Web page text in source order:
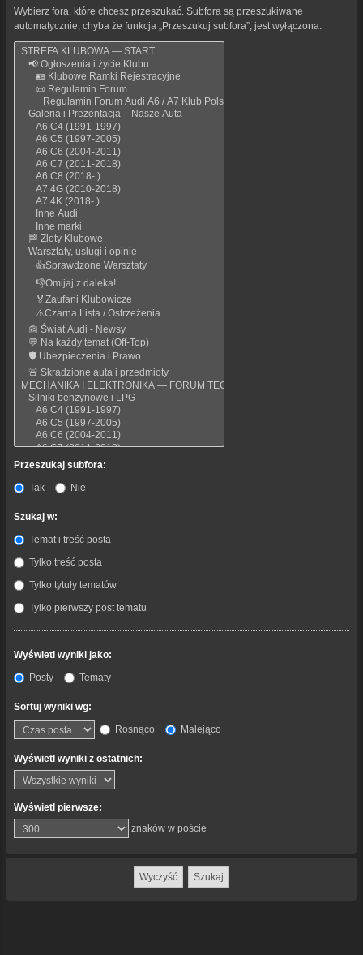
Wybierz fora, które chcesz przeszukać. Subfora są przeszukiwane
automatycznie, chyba że funkcja „Przeszukuj subfora”, jest wyłączona.
Przeszukaj subfora:
Tak
Nie
Szukaj w:
Temat i treść posta
Tylko treść posta
Tylko tytuły tematów
Tylko pierwszy post tematu
Wyświetl wyniki jako:
Posty
Tematy
Sortuj wyniki wg:
Rosnąco
Malejąco
Wyświetl wyniki z ostatnich:
Wyświetl pierwsze:
znaków w poście